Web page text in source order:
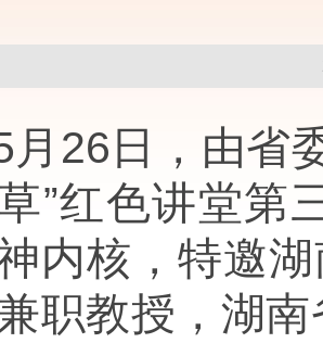
月26日，由省
”红色讲堂第
内核，特邀
职教授，湖